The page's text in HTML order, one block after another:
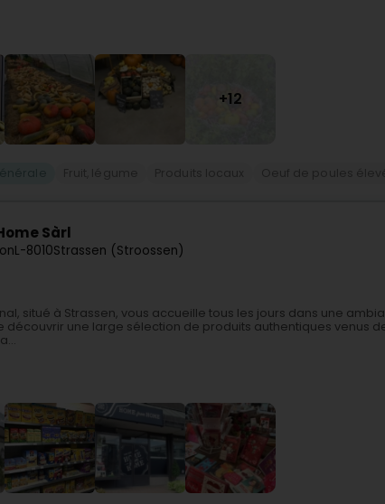
+12
Sàrl
L-8010Strassen (Stroossen)
situé à Strassen, vous accueille tous les jours dans une
découvrir une large sélection de produits authentiques venus